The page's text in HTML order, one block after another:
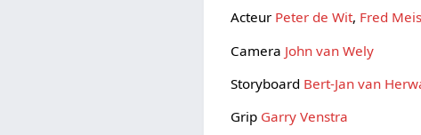
Acteur Peter de Wit, Fred
Camera John van Wely
Storyboard Bert-Jan van
Grip Garry Venstra